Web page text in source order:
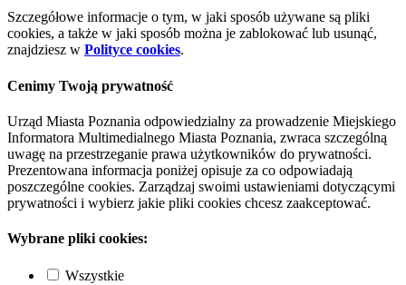
Szczegółowe informacje o tym, w jaki sposób używane są pliki
cookies, a także w jaki sposób można je zablokować lub usunąć,
znajdziesz w Polityce cookies.
Cenimy Twoją prywatność
Urząd Miasta Poznania odpowiedzialny za prowadzenie Miejskiego
Informatora Multimedialnego Miasta Poznania, zwraca szczególną
uwagę na przestrzeganie prawa użytkowników do prywatności.
Prezentowana informacja poniżej opisuje za co odpowiadają
poszczególne cookies. Zarządzaj swoimi ustawieniami dotyczącymi
prywatności i wybierz jakie pliki cookies chcesz zaakceptować.
Wybrane pliki cookies:
Wszystkie